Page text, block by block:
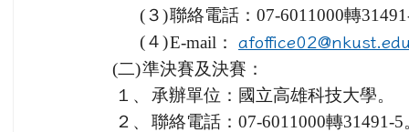
(３)聯絡電話：07-6011000轉
(４)E-mail：
(二)準決賽及決賽：
１、 承辦單位：國立高雄科技大學。
２、 聯絡電話：07-6011000轉31491-5